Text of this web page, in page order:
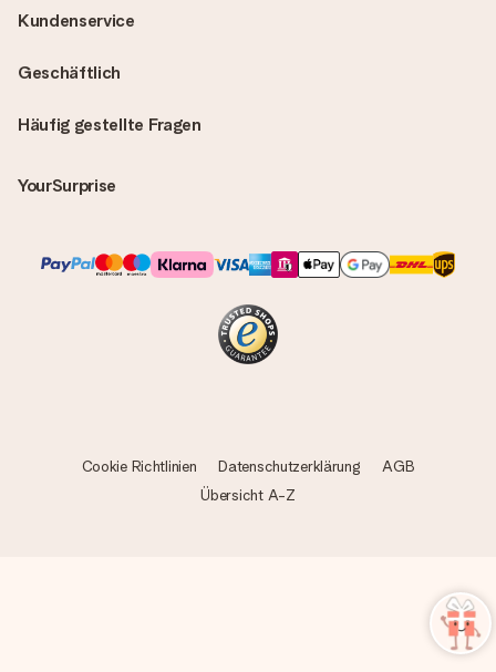
Häufig gestellte Fragen
YourSurprise
Kundenservice
Geschäftlich
Cookie Richtlinien Datenschutzerklärung
AGB
Übersicht A-Z